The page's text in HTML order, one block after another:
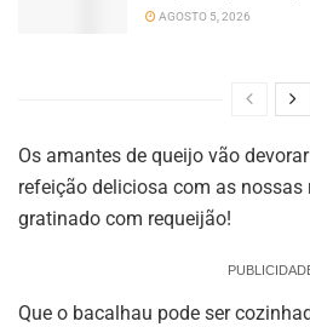
AGOSTO 5, 2026
Os amantes de queijo vão
refeição deliciosa com as nossas
gratinado com requeijão!
Que o bacalhau pode ser